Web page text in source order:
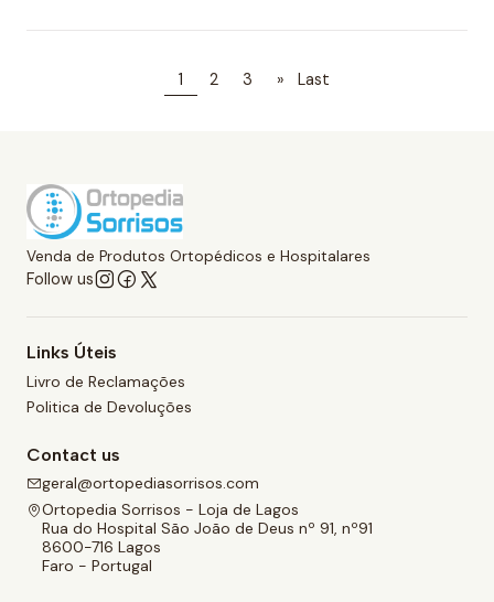
1 2 3 » Last
Venda de Produtos Ortopédicos e Hospitalares
Follow us
Links Úteis
Livro de Reclamações
Politica de Devoluções
Contact us
geral@ortopediasorrisos.com
Ortopedia Sorrisos - Loja de Lagos
Rua do Hospital São João de Deus nº 91, nº91
8600-716 Lagos
Faro - Portugal